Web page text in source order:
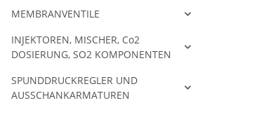
MEMBRANVENTILE
INJEKTOREN, MISCHER, Co2
DOSIERUNG, SO2 KOMPONENTEN
SPUNDDRUCKREGLER UND
AUSSCHANKARMATUREN